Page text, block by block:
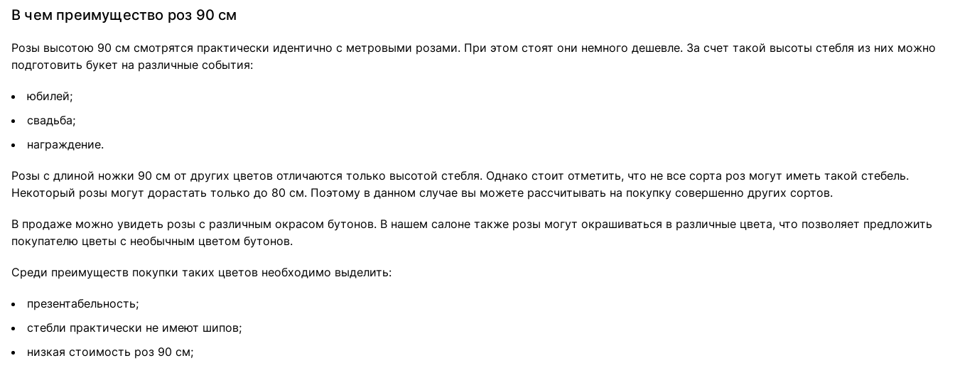
В чем преимущество роз 90 см
Розы высотою 90 см смотрятся практически идентично с метровыми розами. При этом стоят они немного дешевле. За счет такой высоты стебля из них можно
подготовить букет на различные события:
юбилей;
свадьба;
награждение.
Розы с длиной ножки 90 см от других цветов отличаются только высотой стебля. Однако стоит отметить, что не все сорта роз могут иметь такой стебель.
Некоторый розы могут дорастать только до 80 см. Поэтому в данном случае вы можете рассчитывать на покупку совершенно других сортов.
В продаже можно увидеть розы с различным окрасом бутонов. В нашем салоне также розы могут окрашиваться в различные цвета, что позволяет предложить
покупателю цветы с необычным цветом бутонов.
Среди преимуществ покупки таких цветов необходимо выделить:
презентабельность;
стебли практически не имеют шипов;
низкая стоимость роз 90 см;